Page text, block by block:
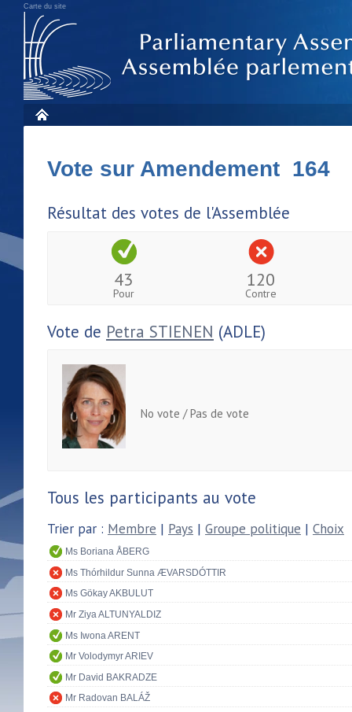
Carte du site
Vote sur Amendement 164
Résultat des votes de l'Assemblée
43
Pour
120
Contre
Vote de Petra STIENEN (ADLE)
No vote / Pas de vote
Tous les participants au vote
Trier par : Membre | Pays | Groupe politique | Choix
Ms Boriana ÅBERG
Ms Thórhildur Sunna ÆVARSDÓTTIR
Ms Gökay AKBULUT
Mr Ziya ALTUNYALDIZ
Ms Iwona ARENT
Mr Volodymyr ARIEV
Mr David BAKRADZE
Mr Radovan BALÁŽ